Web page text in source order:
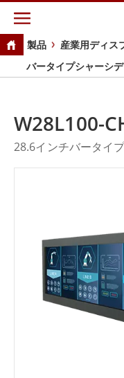
製品 産業用ディス
バータイプシャーシ
W28L100-
28.6インチバータイ